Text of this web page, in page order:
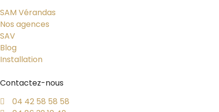
SAM Vérandas
Nos agences
SAV
Blog
Installation
Contactez-nous
04 42 58 58 58